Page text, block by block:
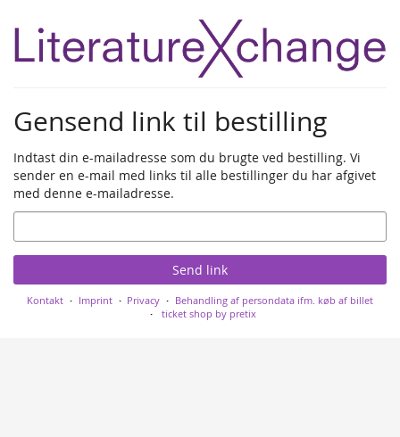
main
Gensend link til bestilling
Indtast din e-mailadresse som du brugte ved bestilling. Vi
sender en e-mail med links til alle bestillinger du har afgivet
med denne e-mailadresse.
Email
Send link
Kontakt Imprint Privacy
Behandling af persondata ifm. køb af billet
ticket shop by pretix